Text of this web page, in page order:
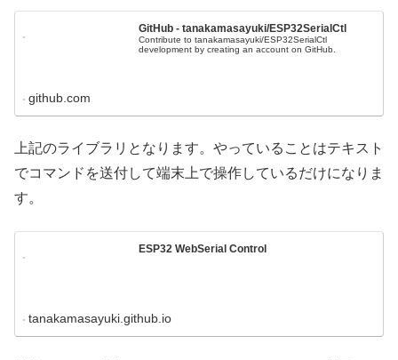
GitHub - tanakamasayuki/ESP32SerialCtl
Contribute to tanakamasayuki/ESP32SerialCtl
development by creating an account on GitHub.
github.com
上記のライブラリとなります。やっていることはテキスト
でコマンドを送付して端末上で操作しているだけになりま
す。
ESP32 WebSerial Control
tanakamasayuki.github.io